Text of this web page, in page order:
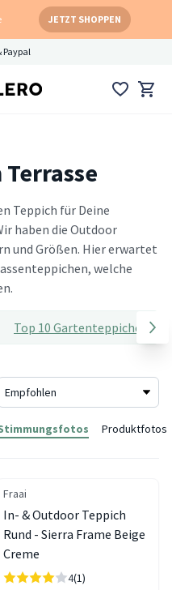
JETZT SHOPPEN
Paypal
Teppich für Deine
haben die Outdoor
und Größen. Hier erwartet
welche
Top 10 Gartenteppiche
Produktfotos
Fraai
In- & Outdoor Teppich
Rund - Sierra Frame Beige
Creme
4(1)